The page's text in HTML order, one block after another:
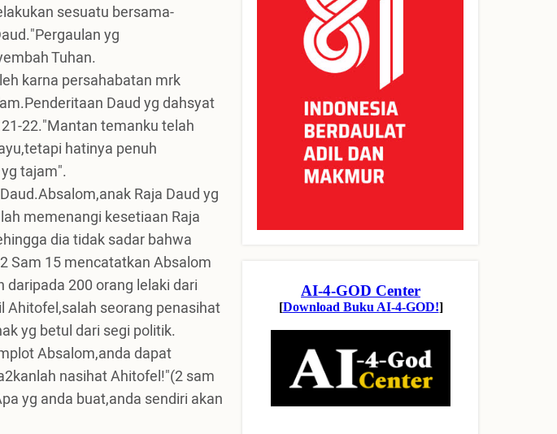
sesuatu bersama-
yg
Tuhan.
karna persahabatan mrk
Daud yg dahsyat
22."Mantan temanku telah
hatinya penuh
tajam".
Raja Daud yg
memenangi kesetiaan Raja
dia tidak sadar bahwa
Sam 15 mencatatkan Absalom
200 orang lelaki dari
seorang penasihat
yg betul dari segi politik.
Absalom,anda dapat
nasihat Ahitofel!"(2 sam
yg anda buat,anda sendiri akan